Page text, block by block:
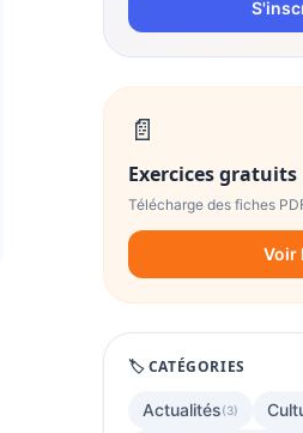
📄
Exercices gratuits
Télécharge des fiches
Voir
🏷️ CATÉGORIES
Actualités(3)